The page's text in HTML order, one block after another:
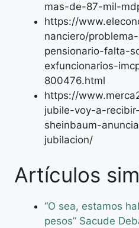
mas-de-87-mil-
https://
nanciero/
pensionario-falta-
exfuncionarios-
800476.html
https://
jubile-voy-a-
sheinbaum-
jubilacion/
Artículos
“O sea, estamos
pesos” Sacude